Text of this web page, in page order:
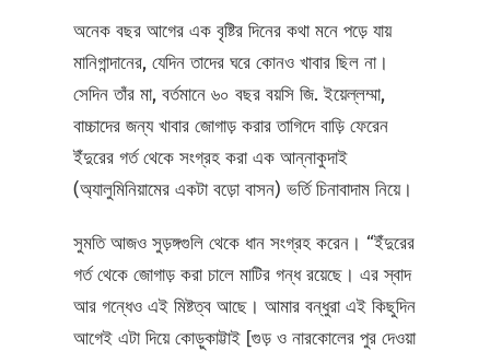
অনেক বছর আগের এক বৃষ্টির দিনের কথা মনে পড়ে যায়
মানিগান্দানের, যেদিন তাদের ঘরে কোনও খাবার ছিল না।
সেদিন তাঁর মা, বর্তমানে ৬০ বছর বয়সি জি. ইয়েল্লম্মা,
বাচ্চাদের জন্য খাবার জোগাড় করার তাগিদে বাড়ি ফেরেন
ইঁদুরের গর্ত থেকে সংগ্রহ করা এক আন্নাকুদাই
(অ্যালুমিনিয়ামের একটা বড়ো বাসন) ভর্তি চিনাবাদাম নিয়ে।
সুমতি আজও সুড়ঙ্গগুলি থেকে ধান সংগ্রহ করেন। “ইঁদুরের
গর্ত থেকে জোগাড় করা চালে মাটির গন্ধ রয়েছে। এর স্বাদ
আর গন্ধেও এই মিষ্টত্ব আছে। আমার বন্ধুরা এই কিছুদিন
আগেই এটা দিয়ে কোড়ুকাট্টাই [গুড় ও নারকোলের পুর দেওয়া